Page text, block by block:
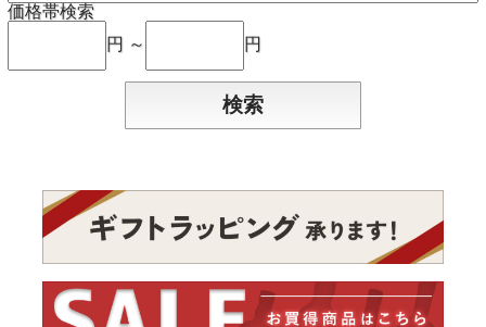
価格帯検索
円 ～
円